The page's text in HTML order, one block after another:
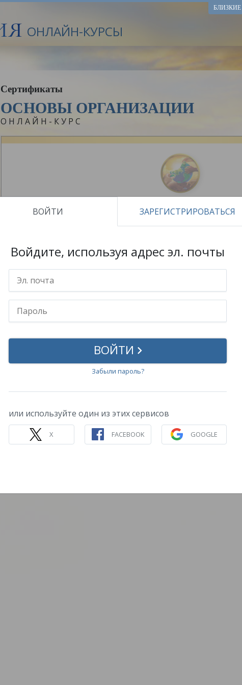
ОНЛАЙН-КУРСЫ
Сертификаты
ОСНОВЫ ОРГАНИЗАЦИИ
ОНЛАЙН-КУРС
Скачать
ВОЙТИ ЗАРЕГИСТРИРОВАТЬСЯ
Войдите, используя адрес эл. почты
ВОЙТИ
Забыли пароль?
или используйте один из этих сервисов
X FACEBOOK GOOGLE